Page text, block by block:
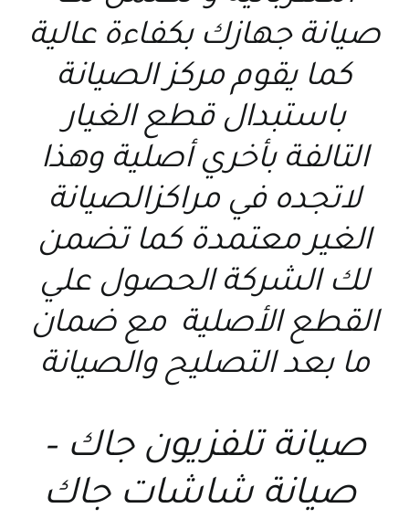
صيانة جهازك بكفاءة عالية
كما يقوم مركز الصيانة
باستبدال قطع الغيار
التالفة بأخري أصلية وهذا
لاتجده في مراكزالصيانة
الغير معتمدة كما تضمن
لك الشركة الحصول علي
القطع الأصلية مع ضمان
ما بعد التصليح والصيانة
صيانة تلفزيون جاك –
صيانة شاشات جاك